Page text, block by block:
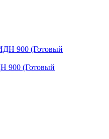
900 (Готовый